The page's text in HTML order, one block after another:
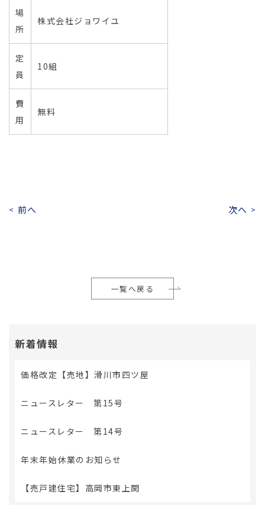
場
所
株式会社ジョワイユ
定
員
10組
費
用
無料
< 前へ 次へ >
一覧へ戻る
新着情報
価格改定【売地】滑川市四ツ屋
ニュースレター 第15号
ニュースレター 第14号
年末年始休業のお知らせ
【売戸建住宅】高岡市東上関